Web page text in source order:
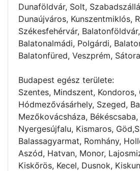
Dunaföldvár, Solt,
Dunaújváros, Kunszentmiklós,
Székesfehérvár,
Balatonalmádi, Polgárdi,
Balatonfüred, Veszprém,
Budapest egész területe:
Szentes, Mindszent, Kondoros,
Hódmezővásárhely, Szeged,
Mezőkovácsháza,
Nyergesújfalu, Kismaros,
Balassagyarmat, Romhány,
Aszód, Hatvan, Monor,
Kiskőrös, Kecel, Dusnok,